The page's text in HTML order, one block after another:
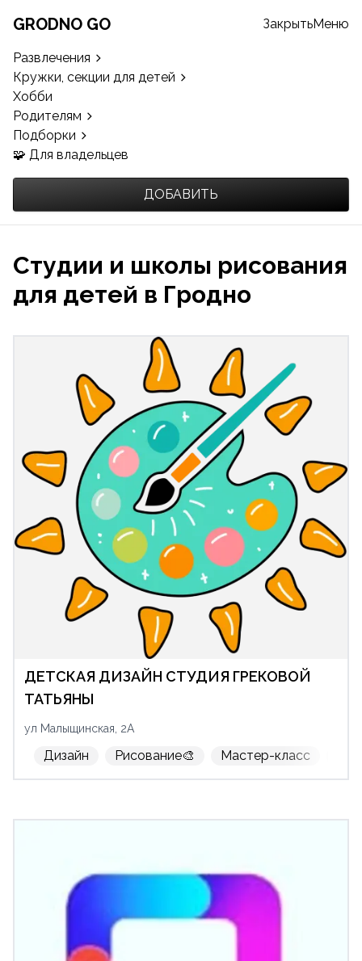
GRODNO GO
Развлечения
Кружки, секции для детей
Хобби
Родителям
Подборки
🧩 Для владельцев
ДОБАВИТЬ
ЗакрытьМеню
Студии и школы рисования
для детей в Гродно
ДЕТСКАЯ ДИЗАЙН СТУДИЯ ГРЕКОВОЙ
ТАТЬЯНЫ
ул Малыщинская, 2А
Дизайн Рисование🎨 Мастер-класс